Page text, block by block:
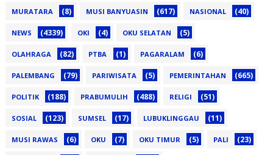
MURATARA (8) MUSI BANYUASIN (617) NASIONAL (40)
NEWS (4339) OKI (4) OKU SELATAN (5)
OLAHRAGA (82) PTBA (1) PAGARALAM (6)
PALEMBANG (79) PARIWISATA (5) PEMERINTAHAN (665)
POLITIK (188) PRABUMULIH (488) RELIGI (51)
SOSIAL (123) SUMSEL (17) LUBUKLINGGAU (11)
MUSI RAWAS (6) OKU (7) OKU TIMUR (5) PALI (23)